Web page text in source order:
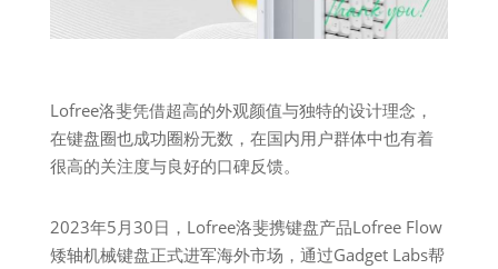
Lofree洛斐凭借超高的外观颜值与独特的设计理念，
在键盘圈也成功圈粉无数，在国内用户群体中也有着
很高的关注度与良好的口碑反馈。
2023年5月30日，Lofree洛斐携键盘产品Lofree Flow
矮轴机械键盘正式进军海外市场，通过Gadget Labs帮